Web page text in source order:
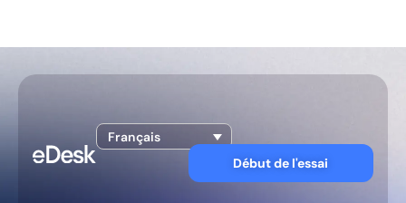
Français
Début de l'essai